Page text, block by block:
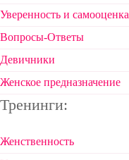
Уверенность и самооценка
Вопросы-Ответы
Девичники
Женское предназначение
Тренинги:
Женственность